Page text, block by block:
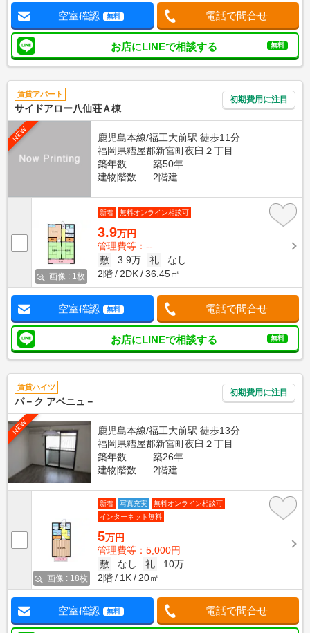
空室確認 無料 電話で問合せ
お店にLINEで相談する 無料
賃貸アパート
サイドアロー八仙荘Ａ棟
初期費用に注目
NEW
鹿児島本線/福工大前駅 徒歩11分
福岡県糟屋郡新宮町夜臼２丁目
築年数
築50年
建物階数
2階建
画像 : 1枚
新着 無料オンライン相談可
3.9万円
管理費等：--
敷
3.9万 礼
なし
2階
2DK 36.45㎡
空室確認 無料 電話で問合せ
お店にLINEで相談する 無料
賃貸ハイツ
パ－ク アベニュ－
初期費用に注目
NEW
鹿児島本線/福工大前駅 徒歩13分
福岡県糟屋郡新宮町夜臼２丁目
築年数
築26年
建物階数
2階建
画像 : 18枚
新着 写真充実
無料オンライン相談可
インターネット無料
5万円
管理費等：5,000円
敷
なし 礼
10万
2階
1K 20㎡
空室確認 無料 電話で問合せ